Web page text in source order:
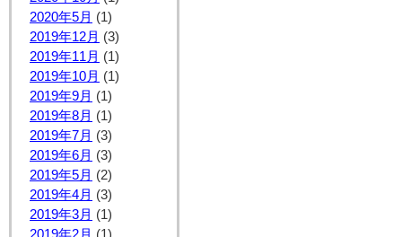
2020年5月 (1)
2019年12月 (3)
2019年11月 (1)
2019年10月 (1)
2019年9月 (1)
2019年8月 (1)
2019年7月 (3)
2019年6月 (3)
2019年5月 (2)
2019年4月 (3)
2019年3月 (1)